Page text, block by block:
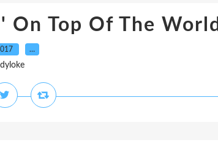
Top Of The World
…